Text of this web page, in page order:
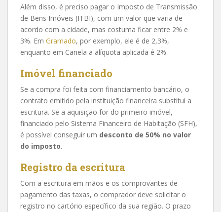
Além disso, é preciso pagar o Imposto de Transmissão
de Bens Imóveis (ITBI), com um valor que varia de
acordo com a cidade, mas costuma ficar entre 2% e
3%. Em Gramado, por exemplo, ele é de 2,3%,
enquanto em Canela a alíquota aplicada é 2%.
Imóvel financiado
Se a compra foi feita com financiamento bancário, o
contrato emitido pela instituição financeira substitui a
escritura. Se a aquisição for do primeiro imóvel,
financiado pelo Sistema Financeiro de Habitação (SFH),
é possível conseguir um desconto de 50% no valor
do imposto.
Registro da escritura
Com a escritura em mãos e os comprovantes de
pagamento das taxas, o comprador deve solicitar o
registro no cartório específico da sua região. O prazo